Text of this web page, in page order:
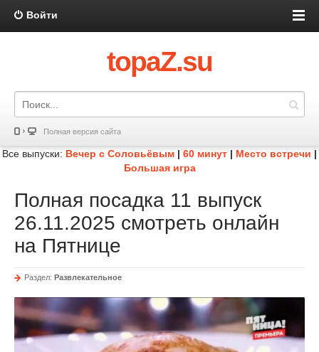
Войти
topaZ.su
Полная версия сайта
Все выпуски: Вечер с Соловьёвым | 60 минут | Место встречи |
Большая игра
Полная посадка 11 выпуск
26.11.2025 смотреть онлайн
на Пятнице
Раздел: Развлекательное